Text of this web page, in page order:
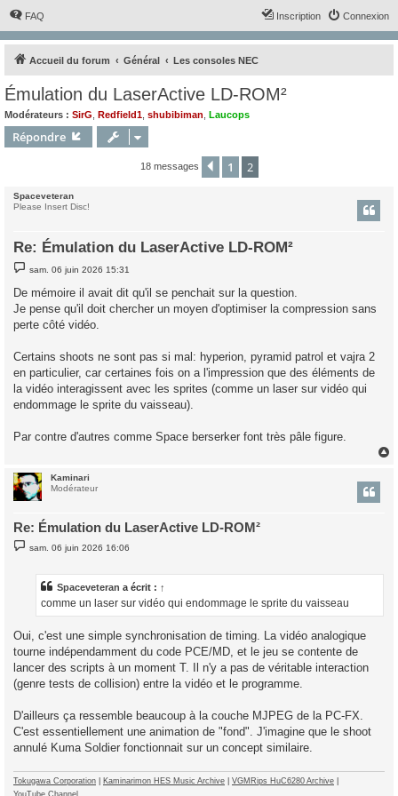
FAQ Connexion
Inscription
Accueil du forum Général Les consoles NEC
Émulation du LaserActive LD-ROM²
Modérateurs : SirG Redfield1 shubibiman Laucops
Répondre
18 messages Précédent
1 2
Spaceveteran
Please Insert Disc!
Re: Émulation du LaserActive LD-ROM²
e
s
a
g
e
sam. 06 juin 2026 15:31
De mémoire il avait dit qu'il se penchait sur la question.
Je pense qu'il doit chercher un moyen d'optimiser la compression sans
perte côté vidéo.
Certains shoots ne sont pas si mal: hyperion, pyramid patrol et vajra 2
en particulier, car certaines fois on a l'impression que des éléments de
la vidéo interagissent avec les sprites (comme un laser sur vidéo qui
endommage le sprite du vaisseau).
Par contre d'autres comme Space berserker font très pâle figure.
Kaminari
Modérateur
Re: Émulation du LaserActive LD-ROM²
e
sam. 06 juin 2026 16:06
Spaceveteran a écrit : ↑
comme un laser sur vidéo qui endommage le sprite du vaisseau
Oui, c'est une simple synchronisation de timing. La vidéo analogique
tourne indépendamment du code PCE/MD, et le jeu se contente de
lancer des scripts à un moment T. Il n'y a pas de véritable interaction
(genre tests de collision) entre la vidéo et le programme.
D'ailleurs ça ressemble beaucoup à la couche MJPEG de la PC-FX.
C'est essentiellement une animation de "fond". J'imagine que le shoot
annulé Kuma Soldier fonctionnait sur un concept similaire.
Tokugawa Corporation Kaminarimon HES Music Archive VGMRips HuC6280 Archive